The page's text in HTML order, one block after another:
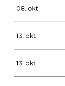
08. okt
13. okt
13. okt